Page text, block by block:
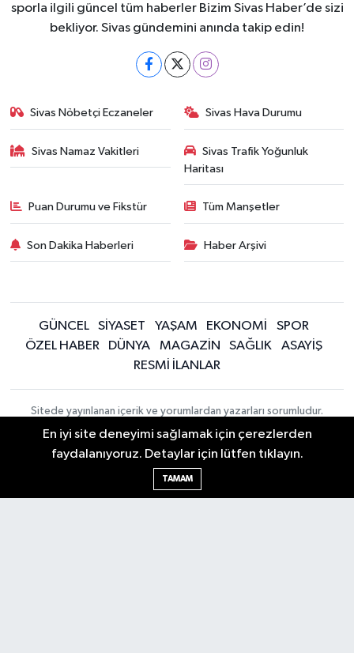
sporla ilgili güncel tüm haberler Bizim Sivas Haber’de sizi
bekliyor. Sivas gündemini anında takip edin!
Sivas Nöbetçi Eczaneler Sivas Hava Durumu
Sivas Namaz Vakitleri
Sivas Trafik Yoğunluk
Haritası
Puan Durumu ve Fikstür Tüm Manşetler
Son Dakika Haberleri Haber Arşivi
GÜNCEL SİYASET YAŞAM EKONOMİ
SPOR
ÖZEL HABER
DÜNYA MAGAZİN SAĞLIK
ASAYİŞ
RESMİ İLANLAR
Sitede yayınlanan içerik ve yorumlardan yazarları sorumludur.
Yayınlanan yorumlardan Sivas Haberleri - Sivas Son Dakika Haberleri -
bir sayfada açılır. Sitemizde yayınlanan haber, köşe yazıları ve
fotoğraflar izin alınmaksızın kaynak gösterilse dahi, herhangi bir
En iyi site deneyimi sağlamak için çerezlerden
faydalanıyoruz. Detaylar için lütfen tıklayın.
TAMAM